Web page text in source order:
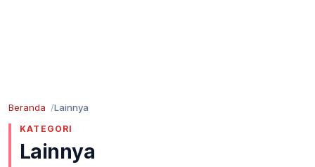
Beranda Lainnya
KATEGORI
Lainnya